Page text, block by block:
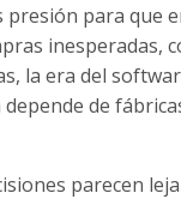
para que
inesperadas,
la era del
de
parecen